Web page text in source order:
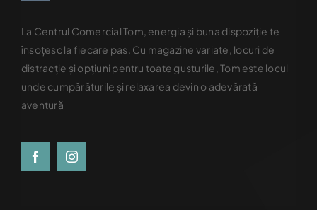
La Centrul Comercial Tom, energia și buna dispoziție te
însoțesc la fiecare pas. Cu magazine variate, locuri de
distracție și opțiuni pentru toate gusturile, Tom este locul
unde cumpărăturile și relaxarea devin o adevărată
aventură